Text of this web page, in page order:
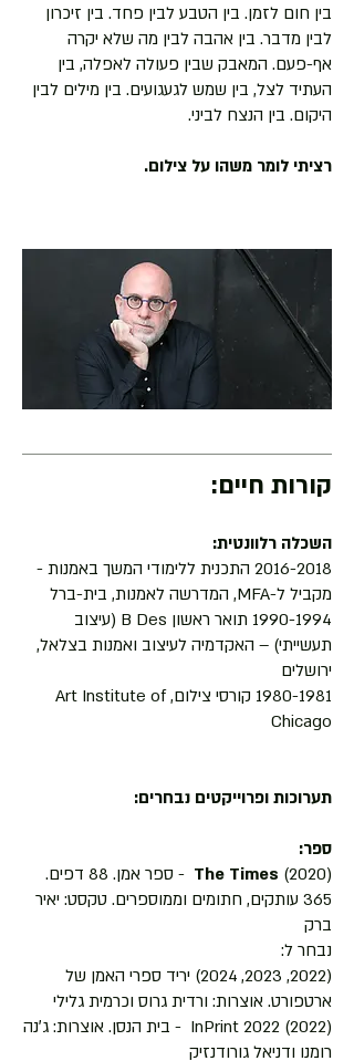
בין חום לזמן. בין הטבע לבין פחד. בין זיכרון
לבין מדבר. בין אהבה לבין מה שלא יקרה
אף-פעם. המאבק שבין פעולה לאפלה, בין
העתיד לצל, בין שמש לגעגועים. בין מילים לבין
היקום. בין הנצח לביני.
רציתי לומר משהו על צילום.
קורות חיים:
השכלה רלוונטית:
2016-2018 התכנית ללימודי המשך באמנות -
מקביל ל-MFA, המדרשה לאמנות, בית-ברל
1990-1994
תואר ראשון B Des (עיצוב
תעשייתי) – האקדמיה לעיצוב ואמנות בצלאל,
ירושלים
1980-1981
קורסי צילום, Art Institute of
Chicago
תערוכות ופרוייקטים נבחרים:
ספר:
(2020)
The Times
- ספר אמן. 88 דפים.
365 עותקים, חתומים וממוספרים. טקסט: יאיר
ברק
נבחר ל:
(2022, 2023, 2024) יריד ספרי האמן של
ארטפורט. אוצרות: ורדית גרוס וכרמית גלילי
(2022) InPrint 2022 - בית הנסן. אוצרות: ג׳נה
רומנו ודניאל גורודנזיק
Powered by